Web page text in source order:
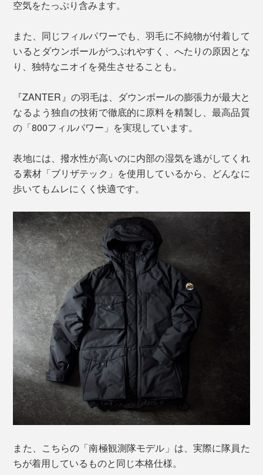
空気をたっぷり含みます。
また、同じフィルパワーでも、羽毛に不純物が付着して
いるとダウンボールがつぶれやすく、へたりの原因とな
り、独特なニオイを発生させることも。
『ZANTER』の羽毛は、ダウンボールの膨張力が最大と
なるよう独自の技術で徹底的に原料を精製し、最高品質
の「800フィルパワー」を実現しています。
表地には、撥水性が高いのに内部の湿気を逃がしてくれ
る素材「ブリザテック」を使用しているから、どんなに
歩いてもムレにくく快適です。
また、こちらの「南極観測隊モデル」は、実際に隊員た
ちが着用しているものと同じ本格仕様。